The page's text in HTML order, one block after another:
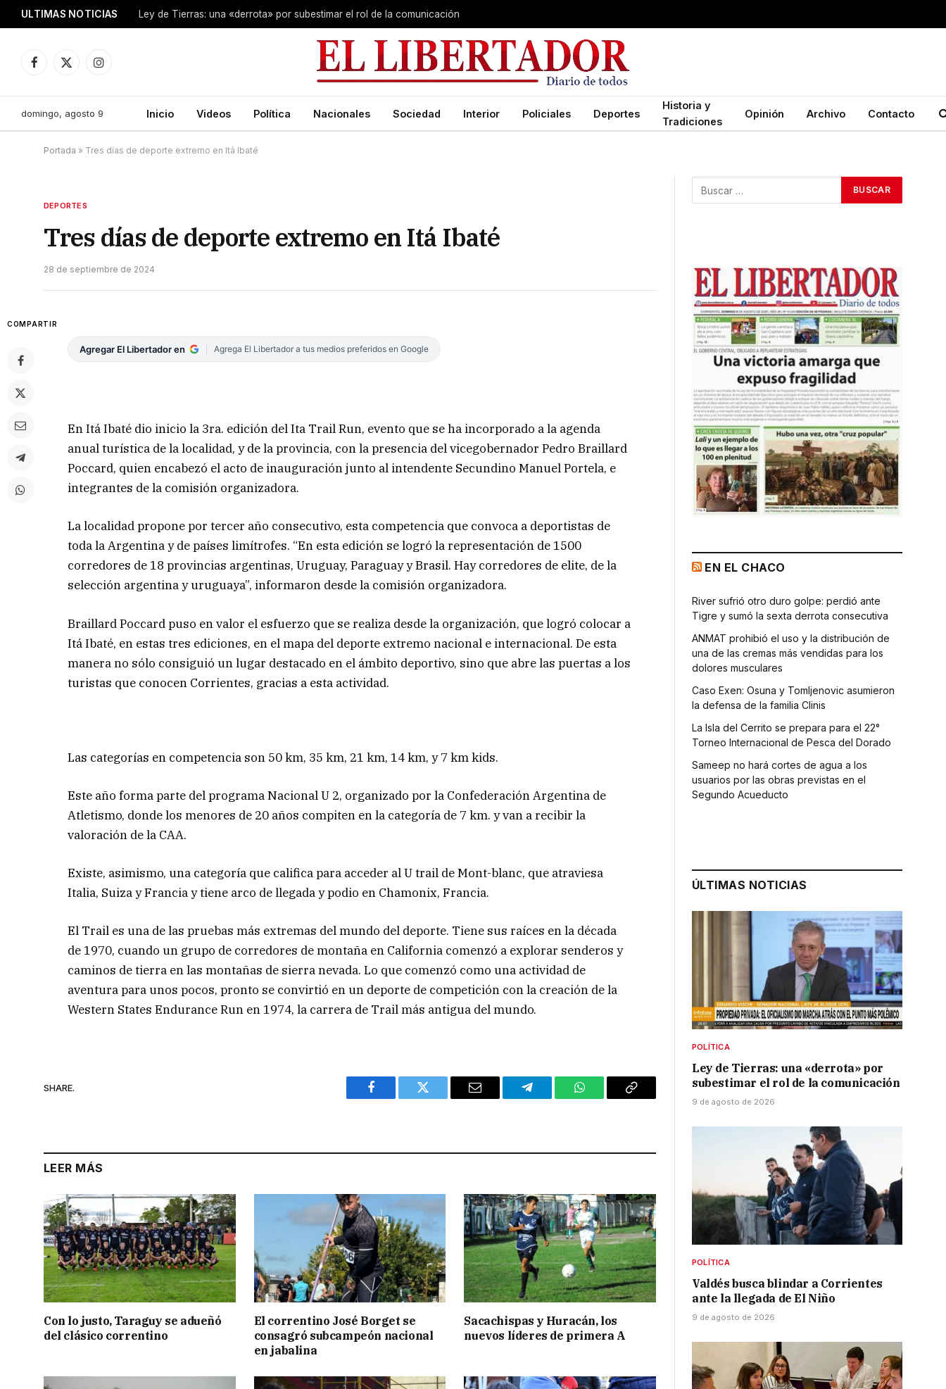
ULTIMAS NOTICIAS Ley de Tierras: una «derrota» por subestimar el rol de la comunicación
Facebook
X
Instagram
domingo, agosto 9 Inicio Videos Política Nacionales Sociedad Interior Policiales Deportes
Historia y
Tradiciones
Opinión Archivo Contacto
Portada » Tres días de deporte extremo en Itá Ibaté
DEPORTES
Tres días de deporte extremo en Itá Ibaté
28 de septiembre de 2024
COMPARTIR
Agregar El Libertador en Agrega El Libertador a tus medios preferidos en Google
En Itá Ibaté dio inicio la 3ra. edición del Ita Trail Run, evento que se ha incorporado a la agenda
anual turística de la localidad, y de la provincia, con la presencia del vicegobernador Pedro Braillard
Poccard, quien encabezó el acto de inauguración junto al intendente Secundino Manuel Portela, e
integrantes de la comisión organizadora.
La localidad propone por tercer año consecutivo, esta competencia que convoca a deportistas de
toda la Argentina y de países limítrofes. “En esta edición se logró la representación de 1500
corredores de 18 provincias argentinas, Uruguay, Paraguay y Brasil. Hay corredores de elite, de la
selección argentina y uruguaya”, informaron desde la comisión organizadora.
Braillard Poccard puso en valor el esfuerzo que se realiza desde la organización, que logró colocar a
Itá Ibaté, en estas tres ediciones, en el mapa del deporte extremo nacional e internacional. De esta
manera no sólo consiguió un lugar destacado en el ámbito deportivo, sino que abre las puertas a los
turistas que conocen Corrientes, gracias a esta actividad.
Las categorías en competencia son 50 km, 35 km, 21 km, 14 km, y 7 km kids.
Este año forma parte del programa Nacional U 2, organizado por la Confederación Argentina de
Atletismo, donde los menores de 20 años compiten en la categoría de 7 km. y van a recibir la
valoración de la CAA.
Existe, asimismo, una categoría que califica para acceder al U trail de Mont-blanc, que atraviesa
Italia, Suiza y Francia y tiene arco de llegada y podio en Chamonix, Francia.
El Trail es una de las pruebas más extremas del mundo del deporte. Tiene sus raíces en la década
de 1970, cuando un grupo de corredores de montaña en California comenzó a explorar senderos y
caminos de tierra en las montañas de sierra nevada. Lo que comenzó como una actividad de
aventura para unos pocos, pronto se convirtió en un deporte de competición con la creación de la
Western States Endurance Run en 1974, la carrera de Trail más antigua del mundo.
SHARE.
Facebook Twitter Email Telegram WhatsAppCopy
LEER MÁS
Con lo justo, Taraguy se adueñó
del clásico correntino
El correntino José Borget se
consagró subcampeón nacional
en jabalina
Sacachispas y Huracán, los
nuevos líderes de primera A
EN EL CHACO
River sufrió otro duro golpe: perdió ante
Tigre y sumó la sexta derrota consecutiva
ANMAT prohibió el uso y la distribución de
una de las cremas más vendidas para los
dolores musculares
Caso Exen: Osuna y Tomljenovic asumieron
la defensa de la familia Clinis
La Isla del Cerrito se prepara para el 22°
Torneo Internacional de Pesca del Dorado
Sameep no hará cortes de agua a los
usuarios por las obras previstas en el
Segundo Acueducto
ÚLTIMAS NOTICIAS
POLÍTICA
Ley de Tierras: una «derrota» por
subestimar el rol de la comunicación
9 de agosto de 2026
POLÍTICA
Valdés busca blindar a Corrientes
ante la llegada de El Niño
9 de agosto de 2026